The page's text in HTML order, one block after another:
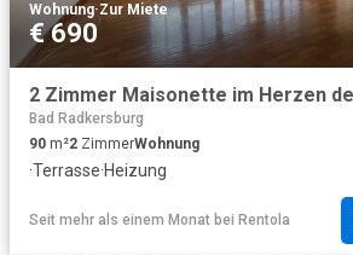
Wohnung·Zur Miete
€ 690
2 Zimmer Maisonette im Herzen
Bad Radkersburg
90 m²2 ZimmerWohnung
·Terrasse·Heizung
Seit mehr als einem Monat bei Rentola